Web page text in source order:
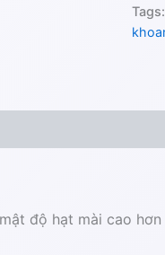
Tags:
độ hạt mài cao